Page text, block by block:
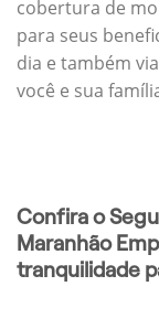
cobertura de
para seus
dia e também
você e sua
Confira o
Maranhão
tranquilidade